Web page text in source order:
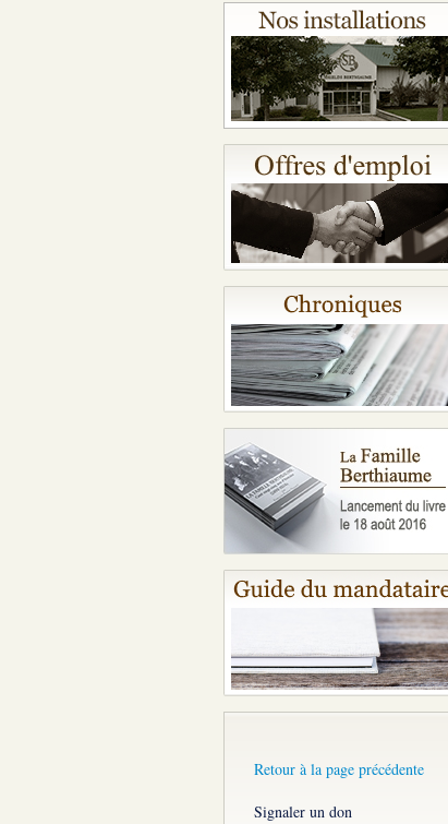
Retour à la page précédente
Signaler un don